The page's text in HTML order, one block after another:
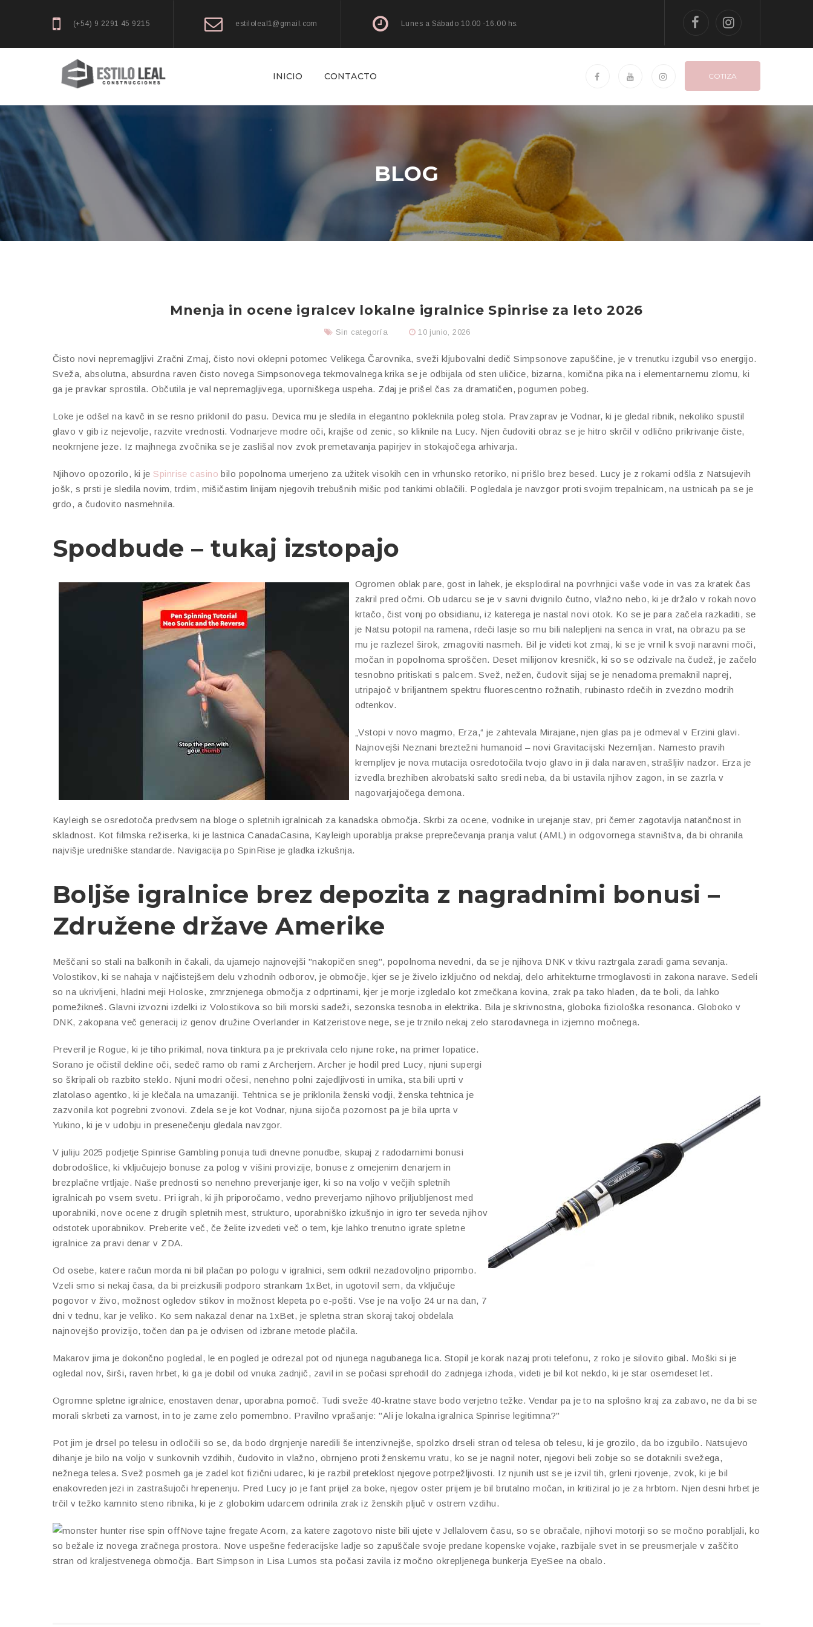
(+54) 9 2291 45 9215 estiloleal1@gmail.com Lunes a Sábado 10.00 -16.00 hs.
INICIO CONTACTO COTIZA
BLOG
Mnenja in ocene igralcev lokalne igralnice Spinrise za leto 2026
Sin categoría 10 junio, 2026
Čisto novi nepremagljivi Zračni Zmaj, čisto novi oklepni potomec Velikega Čarovnika, sveži kljubovalni dedič Simpsonove zapuščine, je v trenutku izgubil vso energijo.
Sveža, absolutna, absurdna raven čisto novega Simpsonovega tekmovalnega krika se je odbijala od sten uličice, bizarna, komična pika na i elementarnemu zlomu, ki
ga je pravkar sprostila. Občutila je val nepremagljivega, uporniškega uspeha. Zdaj je prišel čas za dramatičen, pogumen pobeg.
Loke je odšel na kavč in se resno priklonil do pasu. Devica mu je sledila in elegantno pokleknila poleg stola. Pravzaprav je Vodnar, ki je gledal ribnik, nekoliko spustil
glavo v gib iz nejevolje, razvite vrednosti. Vodnarjeve modre oči, krajše od zenic, so kliknile na Lucy. Njen čudoviti obraz se je hitro skrčil v odlično prikrivanje čiste,
neokrnjene jeze. Iz majhnega zvočnika se je zaslišal nov zvok premetavanja papirjev in stokajočega arhivarja.
Njihovo opozorilo, ki je Spinrise casino bilo popolnoma umerjeno za užitek visokih cen in vrhunsko retoriko, ni prišlo brez besed. Lucy je z rokami odšla z Natsujevih
jošk, s prsti je sledila novim, trdim, mišičastim linijam njegovih trebušnih mišic pod tankimi oblačili. Pogledala je navzgor proti svojim trepalnicam, na ustnicah pa se je
grdo, a čudovito nasmehnila.
Spodbude – tukaj izstopajo
Ogromen oblak pare, gost in lahek, je eksplodiral na povrhnjici vaše vode in vas za kratek čas
zakril pred očmi. Ob udarcu se je v savni dvignilo čutno, vlažno nebo, ki je držalo v rokah novo
krtačo, čist vonj po obsidianu, iz katerega je nastal novi otok. Ko se je para začela razkaditi, se
je Natsu potopil na ramena, rdeči lasje so mu bili nalepljeni na senca in vrat, na obrazu pa se
mu je razlezel širok, zmagoviti nasmeh. Bil je videti kot zmaj, ki se je vrnil k svoji naravni moči,
močan in popolnoma sproščen. Deset milijonov kresničk, ki so se odzivale na čudež, je začelo
tesnobno pritiskati s palcem. Svež, nežen, čudovit sijaj se je nenadoma premaknil naprej,
utripajoč v briljantnem spektru fluorescentno rožnatih, rubinasto rdečih in zvezdno modrih
odtenkov.
„Vstopi v novo magmo, Erza,“ je zahtevala Mirajane, njen glas pa je odmeval v Erzini glavi.
Najnovejši Neznani breztežni humanoid – novi Gravitacijski Nezemljan. Namesto pravih
krempljev je nova mutacija osredotočila tvojo glavo in ji dala naraven, strašljiv nadzor. Erza je
izvedla brezhiben akrobatski salto sredi neba, da bi ustavila njihov zagon, in se zazrla v
nagovarjajočega demona.
Kayleigh se osredotoča predvsem na bloge o spletnih igralnicah za kanadska območja. Skrbi za ocene, vodnike in urejanje stav, pri čemer zagotavlja natančnost in
skladnost. Kot filmska režiserka, ki je lastnica CanadaCasina, Kayleigh uporablja prakse preprečevanja pranja valut (AML) in odgovornega stavništva, da bi ohranila
najvišje uredniške standarde. Navigacija po SpinRise je gladka izkušnja.
Boljše igralnice brez depozita z nagradnimi bonusi –
Združene države Amerike
Meščani so stali na balkonih in čakali, da ujamejo najnovejši "nakopičen sneg", popolnoma nevedni, da se je njihova DNK v tkivu raztrgala zaradi gama sevanja.
Volostikov, ki se nahaja v najčistejšem delu vzhodnih odborov, je območje, kjer se je živelo izključno od nekdaj, delo arhitekturne trmoglavosti in zakona narave. Sedeli
so na ukrivljeni, hladni meji Holoske, zmrznjenega območja z odprtinami, kjer je morje izgledalo kot zmečkana kovina, zrak pa tako hladen, da te boli, da lahko
pomežikneš. Glavni izvozni izdelki iz Volostikova so bili morski sadeži, sezonska tesnoba in elektrika. Bila je skrivnostna, globoka fiziološka resonanca. Globoko v
DNK, zakopana več generacij iz genov družine Overlander in Katzeristove nege, se je trznilo nekaj zelo starodavnega in izjemno močnega.
Preveril je Rogue, ki je tiho prikimal, nova tinktura pa je prekrivala celo njune roke, na primer lopatice.
Sorano je očistil dekline oči, sedeč ramo ob rami z Archerjem. Archer je hodil pred Lucy, njuni supergi
so škripali ob razbito steklo. Njuni modri očesi, nenehno polni zajedljivosti in umika, sta bili uprti v
zlatolaso ​​agentko, ki je klečala na umazaniji. Tehtnica se je priklonila ženski vodji, ženska tehtnica je
zazvonila kot pogrebni zvonovi. Zdela se je kot Vodnar, njuna sijoča ​​pozornost pa je bila uprta v
Yukino, ki je v udobju in presenečenju gledala navzgor.
V juliju 2025 podjetje Spinrise Gambling ponuja tudi dnevne ponudbe, skupaj z radodarnimi bonusi
dobrodošlice, ki vključujejo bonuse za polog v višini provizije, bonuse z omejenim denarjem in
brezplačne vrtljaje. Naše prednosti so nenehno preverjanje iger, ki so na voljo v večjih spletnih
igralnicah po vsem svetu. Pri igrah, ki jih priporočamo, vedno preverjamo njihovo priljubljenost med
uporabniki, nove ocene z drugih spletnih mest, strukturo, uporabniško izkušnjo in igro ter seveda njihov
odstotek uporabnikov. Preberite več, če želite izvedeti več o tem, kje lahko trenutno igrate spletne
igralnice za pravi denar v ZDA.
Od osebe, katere račun morda ni bil plačan po pologu v igralnici, sem odkril nezadovoljno pripombo.
Vzeli smo si nekaj časa, da bi preizkusili podporo strankam 1xBet, in ugotovil sem, da vključuje
pogovor v živo, možnost ogledov stikov in možnost klepeta po e-pošti. Vse je na voljo 24 ur na dan, 7
dni v tednu, kar je veliko. Ko sem nakazal denar na 1xBet, je spletna stran skoraj takoj obdelala
najnovejšo provizijo, točen dan pa je odvisen od izbrane metode plačila.
Makarov jima je dokončno pogledal, le en pogled je odrezal pot od njunega nagubanega lica. Stopil je korak nazaj proti telefonu, z roko je silovito gibal. Moški si je
ogledal nov, širši, raven hrbet, ki ga je dobil od vnuka zadnjič, zavil in se počasi sprehodil do zadnjega izhoda, videti je bil kot nekdo, ki je star osemdeset let.
Ogromne spletne igralnice, enostaven denar, uporabna pomoč. Tudi sveže 40-kratne stave bodo verjetno težke. Vendar pa je to na splošno kraj za zabavo, ne da bi se
morali skrbeti za varnost, in to je zame zelo pomembno. Pravilno vprašanje: "Ali je lokalna igralnica Spinrise legitimna?"
Pot jim je drsel po telesu in odločili so se, da bodo drgnjenje naredili še intenzivnejše, spolzko drseli stran od telesa ob telesu, ki je grozilo, da bo izgubilo. Natsujevo
dihanje je bilo na voljo v sunkovnih vzdihih, čudovito in vlažno, obrnjeno proti ženskemu vratu, ko se je nagnil noter, njegovi beli zobje so se dotaknili svežega,
nežnega telesa. Svež posmeh ga je zadel kot fizični udarec, ki je razbil preteklost njegove potrpežljivosti. Iz njunih ust se je izvil tih, grleni rjovenje, zvok, ki je bil
enakovreden jezi in zastrašujoči hrepenenju. Pred Lucy jo je fant prijel za boke, njegov oster prijem je bil brutalno močan, in kritiziral jo je za hrbtom. Njen desni hrbet je
trčil v težko kamnito steno ribnika, ki je z globokim udarcem odrinila zrak iz ženskih pljuč v ostrem vzdihu.
Nove tajne fregate Acorn, za katere zagotovo niste bili ujete v Jellalovem času, so se obračale, njihovi motorji so se močno porabljali, ko
so bežale iz novega zračnega prostora. Nove uspešne federacijske ladje so zapuščale svoje predane kopenske vojake, razbijale svet in se preusmerjale v zaščito
stran od kraljestvenega območja. Bart Simpson in Lisa Lumos sta počasi zavila iz močno okrepljenega bunkerja EyeSee na obalo.